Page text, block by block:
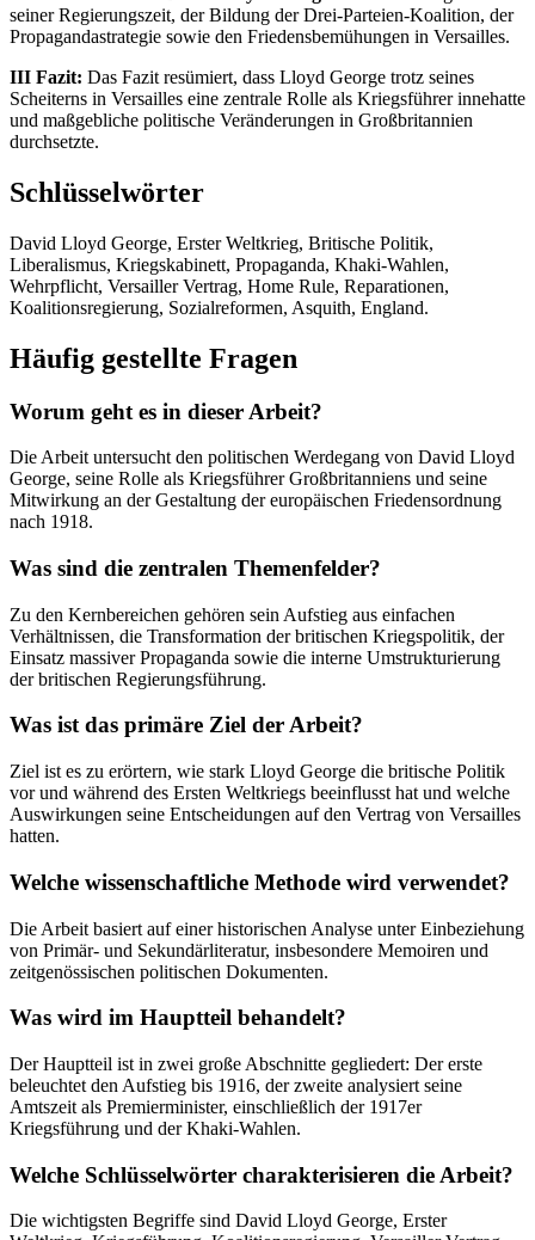
seiner Regierungszeit, der Bildung der Drei-Parteien-Koalition, der
Propagandastrategie sowie den Friedensbemühungen in Versailles.
III Fazit: Das Fazit resümiert, dass Lloyd George trotz seines
Scheiterns in Versailles eine zentrale Rolle als Kriegsführer innehatte
und maßgebliche politische Veränderungen in Großbritannien
durchsetzte.
Schlüsselwörter
David Lloyd George, Erster Weltkrieg, Britische Politik,
Liberalismus, Kriegskabinett, Propaganda, Khaki-Wahlen,
Wehrpflicht, Versailler Vertrag, Home Rule, Reparationen,
Koalitionsregierung, Sozialreformen, Asquith, England.
Häufig gestellte Fragen
Worum geht es in dieser Arbeit?
Die Arbeit untersucht den politischen Werdegang von David Lloyd
George, seine Rolle als Kriegsführer Großbritanniens und seine
Mitwirkung an der Gestaltung der europäischen Friedensordnung
nach 1918.
Was sind die zentralen Themenfelder?
Zu den Kernbereichen gehören sein Aufstieg aus einfachen
Verhältnissen, die Transformation der britischen Kriegspolitik, der
Einsatz massiver Propaganda sowie die interne Umstrukturierung
der britischen Regierungsführung.
Was ist das primäre Ziel der Arbeit?
Ziel ist es zu erörtern, wie stark Lloyd George die britische Politik
vor und während des Ersten Weltkriegs beeinflusst hat und welche
Auswirkungen seine Entscheidungen auf den Vertrag von Versailles
hatten.
Welche wissenschaftliche Methode wird verwendet?
Die Arbeit basiert auf einer historischen Analyse unter Einbeziehung
von Primär- und Sekundärliteratur, insbesondere Memoiren und
zeitgenössischen politischen Dokumenten.
Was wird im Hauptteil behandelt?
Der Hauptteil ist in zwei große Abschnitte gegliedert: Der erste
beleuchtet den Aufstieg bis 1916, der zweite analysiert seine
Amtszeit als Premierminister, einschließlich der 1917er
Kriegsführung und der Khaki-Wahlen.
Welche Schlüsselwörter charakterisieren die Arbeit?
Die wichtigsten Begriffe sind David Lloyd George, Erster